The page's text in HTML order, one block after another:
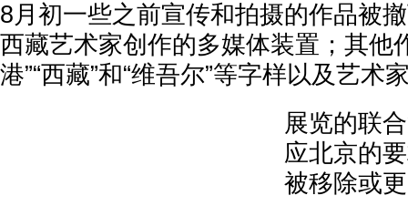
8月初一些之前宣传和拍摄的作品被
西藏艺术家创作的多媒体装置；其他
港”“西藏”和“维吾尔”等字样以及艺术
展览的联
应北京的
被移除或